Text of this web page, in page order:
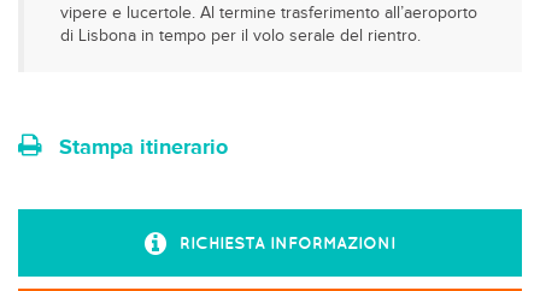
vipere e lucertole. Al termine trasferimento all’aeroporto
di Lisbona in tempo per il volo serale del rientro.
Stampa itinerario
RICHIESTA INFORMAZIONI